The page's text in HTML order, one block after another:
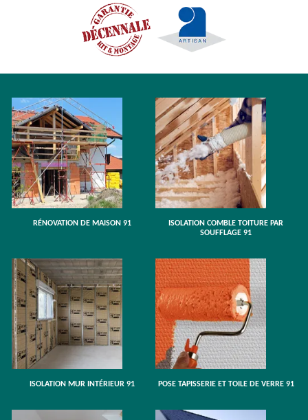
RÉNOVATION DE MAISON 91
ISOLATION COMBLE TOITURE PAR
SOUFFLAGE 91
ISOLATION MUR INTÉRIEUR 91 POSE TAPISSERIE ET TOILE DE VERRE 91